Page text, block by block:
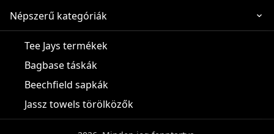
Népszerű kategóriák
Tee Jays termékek
Bagbase táskák
Beechfield sapkák
Jassz towels törölközők